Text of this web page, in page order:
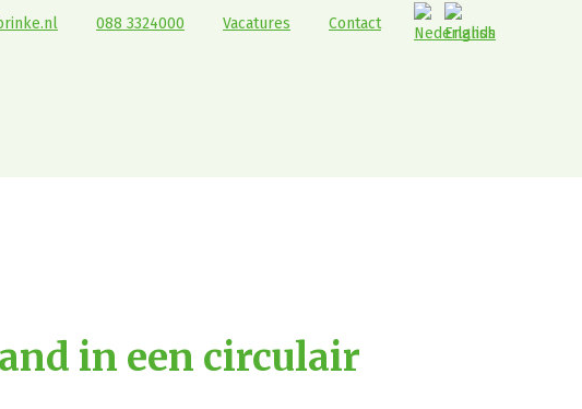
Contact
Vacatures
088 3324000
in een circulair